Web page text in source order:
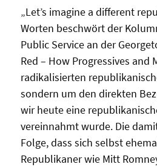
„Let’s imagine a different
Worten beschwört der
Public Service an der
Red – How Progressives and
radikalisierten
sondern um den direkten
wir heute eine
vereinnahmt wurde. Die
Folge, dass sich selbst
Republikaner wie Mitt